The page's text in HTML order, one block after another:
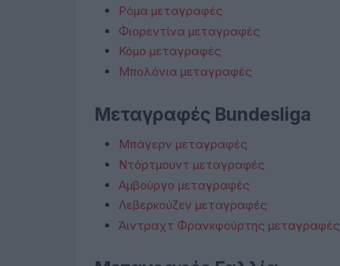
Ρόμα μεταγραφές
Φιορεντίνα μεταγραφές
Κόμο μεταγραφές
Μπολόνια μεταγραφές
Μεταγραφές Bundesliga
Μπάγερν μεταγραφές
Ντόρτμουντ μεταγραφές
Αμβούργο μεταγραφές
Λεβερκούζεν μεταγραφές
Άιντραχτ Φρανκφούρτης μεταγραφές